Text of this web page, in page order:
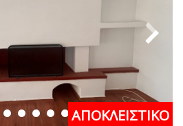
ΑΠΟΚΛΕΙΣΤΙΚΟ